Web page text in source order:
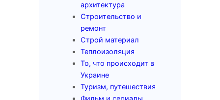
архитектура
Строительство и
ремонт
Строй материал
Теплоизоляция
То, что происходит в
Украине
Туризм, путешествия